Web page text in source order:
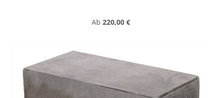
Regulärer Preis:
Ab 220,00 €